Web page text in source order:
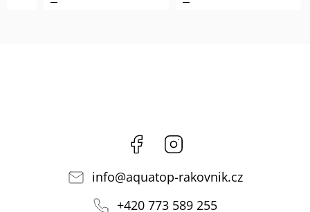
Facebook
info@aquatop-rakovnik.cz
+420 773 589 255